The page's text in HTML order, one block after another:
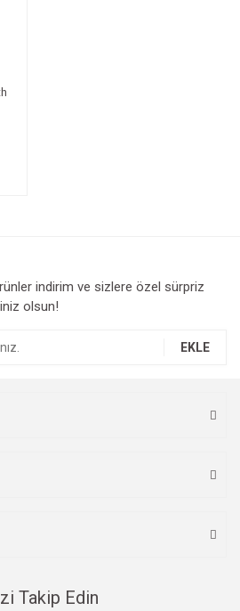
indirim ve sizlere özel sürpriz
olsun!
EKLE
Takip Edin